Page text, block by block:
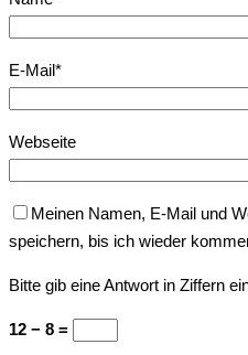
E-Mail*
Webseite
Meinen Namen, E-Mail und
speichern, bis ich wieder
Bitte gib eine Antwort in Ziffern
12 − 8 =